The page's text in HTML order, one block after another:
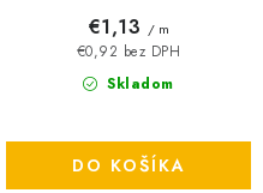
Skladom
€0,92 bez DPH
€1,13 / m
DO KOŠÍKA